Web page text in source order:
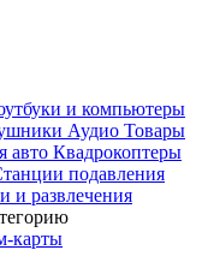
и компьютеры
Аудио Товары
авто Квадрокоптеры
подавления
и развлечения
карты